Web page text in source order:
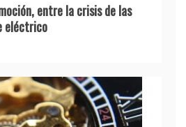
entre la crisis de las
eléctrico